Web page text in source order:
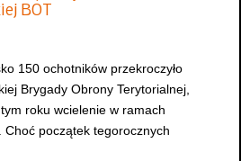
BOT
150 ochotników przekroczyło
Brygady Obrony Terytorialnej,
roku wcielenie w ramach
Choć początek tegorocznych